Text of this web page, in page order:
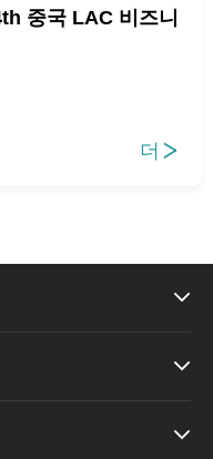
중국 LAC 비즈니
더 


